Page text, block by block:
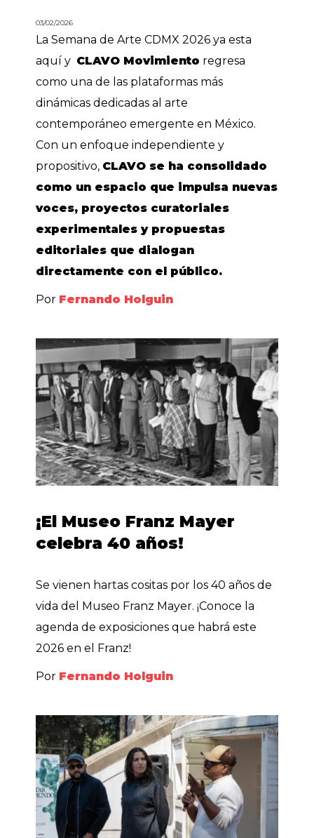
03/02/2026
La Semana de Arte CDMX 2026 ya esta
aquí y CLAVO Movimiento regresa
como una de las plataformas más
dinámicas dedicadas al arte
contemporáneo emergente en México.
Con un enfoque independiente y
propositivo, CLAVO se ha consolidado
como un espacio que impulsa nuevas
voces, proyectos curatoriales
experimentales y propuestas
editoriales que dialogan
directamente con el público.
Por Fernando Holguin
¡El Museo Franz Mayer
celebra 40 años!
Se vienen hartas cositas por los 40 años de
vida del Museo Franz Mayer. ¡Conoce la
agenda de exposiciones que habrá este
2026 en el Franz!
Por Fernando Holguin